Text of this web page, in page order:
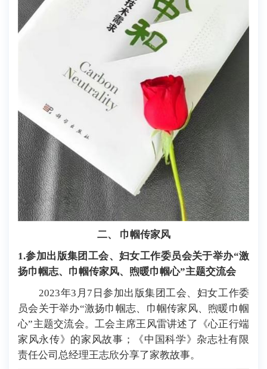
二、 巾帼传家风
1.参加出版集团工会、妇女工作委员会关于举办“激
扬巾帼志、巾帼传家风、煦暖巾帼心”主题交流会
2023年3月7日参加出版集团工会、妇女工作委
员会关于举办“激扬巾帼志、巾帼传家风、煦暖巾帼
心”主题交流会。工会主席王风雷讲述了《心正行端
家风永传》的家风故事；《中国科学》杂志社有限
责任公司总经理王志欣分享了家教故事。